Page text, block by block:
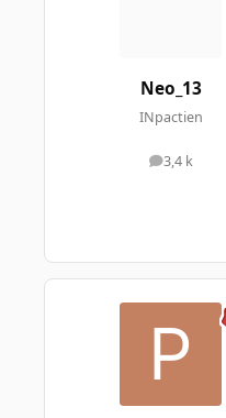
Neo_13
INpactien
3,4 k
messages